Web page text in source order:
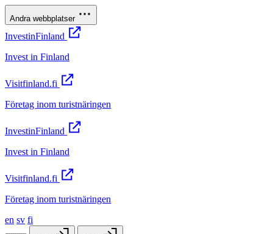
Andra webbplatser
InvestinFinland
Invest in Finland
Visitfinland.fi
Företag inom turistnäringen
InvestinFinland
Invest in Finland
Visitfinland.fi
Företag inom turistnäringen
en sv fi